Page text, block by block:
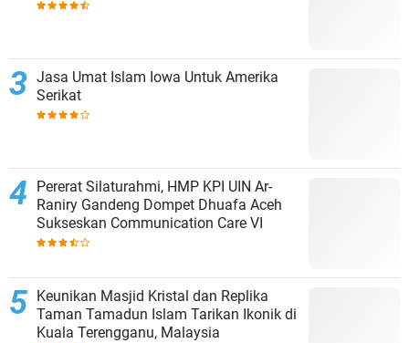
Jasa Umat Islam Iowa Untuk Amerika
Serikat
Pererat Silaturahmi, HMP KPI UIN Ar-
Raniry Gandeng Dompet Dhuafa Aceh
Sukseskan Communication Care VI
Keunikan Masjid Kristal dan Replika
Taman Tamadun Islam Tarikan Ikonik di
Kuala Terengganu, Malaysia